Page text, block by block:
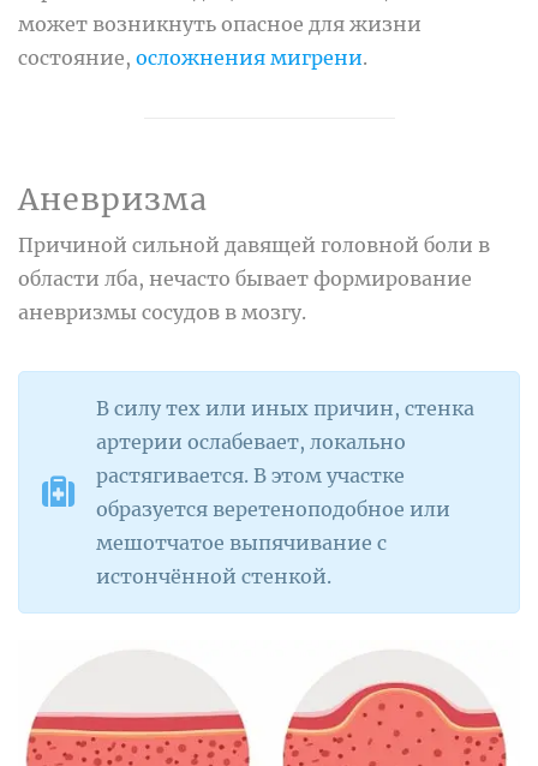
может возникнуть опасное для жизни
состояние, осложнения мигрени.
Аневризма
Причиной сильной давящей головной боли в
области лба, нечасто бывает формирование
аневризмы сосудов в мозгу.
В силу тех или иных причин, стенка
артерии ослабевает, локально
растягивается. В этом участке
образуется веретеноподобное или
мешотчатое выпячивание с
истончённой стенкой.